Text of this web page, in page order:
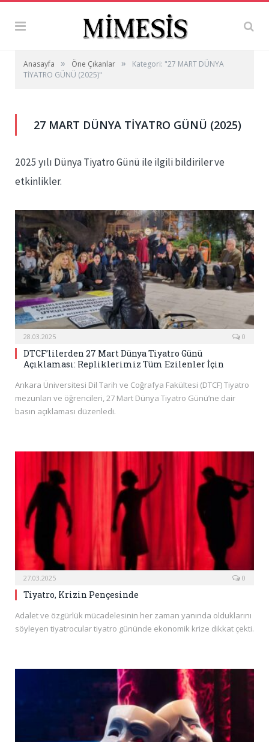
Anasayfa » Öne Çıkanlar »
Kategori: "27 MART DÜNYA
TİYATRO GÜNÜ (2025)"
27 MART DÜNYA TİYATRO GÜNÜ (2025)
2025 yılı Dünya Tiyatro Günü ile ilgili bildiriler ve
etkinlikler.
28.03.2025 0
DTCF’lilerden 27 Mart Dünya Tiyatro Günü
Açıklaması: Repliklerimiz Tüm Ezilenler İçin
Ankara Üniversitesi Dil Tarih ve Coğrafya Fakültesi (DTCF) Tiyatro
mezunları ve öğrencileri, 27 Mart Dünya Tiyatro Günü’ne dair
basın açıklaması düzenledi.
27.03.2025 0
Tiyatro, Krizin Pençesinde
Adalet ve özgürlük mücadelesinin her zaman yanında olduklarını
söyleyen tiyatrocular tiyatro gününde ekonomik krize dikkat çekti.